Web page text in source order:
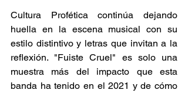
Cultura Profética continúa dejando
huella en la escena musical con su
estilo distintivo y letras que invitan a la
reflexión. "Fuiste Cruel" es solo una
muestra más del impacto que esta
banda ha tenido en el 2021 y de cómo